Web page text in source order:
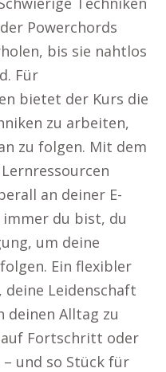
Powerchords
bis sie nahtlos
Für
bietet der Kurs die
zu arbeiten,
zu folgen. Mit dem
an deiner E-
du bist, du
um deine
Ein flexibler
Leidenschaft
deinen Alltag zu
Fortschritt oder
und so Stück für